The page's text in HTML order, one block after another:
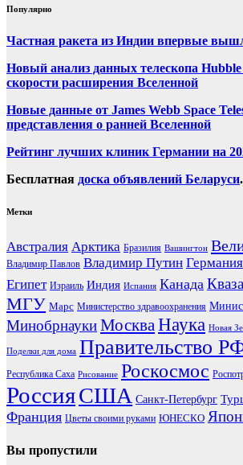
Популярно
Частная ракета из Индии впервые
Новый анализ данных телескопа Hubble
скорости расширения Вселенной
Новые данные от James Webb Space
представления о ранней Вселенной
Рейтинг лучших клиник Германии на
Бесплатная доска объявлений Беларуси.
Метки
Австралия Арктика Бразилия Вашингтон
Владимир Павлов Владимир Путин Германия
Египет Израиль Индия Испания Канада
МГУ Марс Министерство здравоохранения
МинобрнаукиМоскваНаука Новая
Поделки для дома Правительство
Республика Саха Рисование Роскосмос
РоссияСША Санкт-Петербург
Франция Цветы своими руками ЮНЕСКО
Вы пропустили